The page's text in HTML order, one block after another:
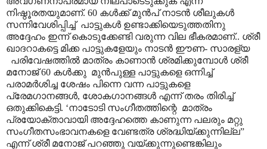
നിഷ്ഠൂരതയുമാണ്. 60 കൾക്ക് മുൻപ് നാടൻ ശീലുകൾ
സന്നിവേശിപ്പിച്ച് പാട്ടുകൾ ഉണ്ടാക്കിയെടുത്തതിനു
അദ്ദേഹം ഇന്ന് കൊടുക്കേണ്ടി വരുന്ന വില ഭീകരമാണ്.. ശ്രീ
ഖാദറാകട്ടെ മിക്ക പാട്ടുകളേയും നാടൻ ഈണ- സാരള്യ
പരിവേഷത്തിൽ മാത്രം കാണാൻ ശ്രമിക്കുമ്പോൾ ശ്രീ
മനോജ് 60 കൾക്കു മുൻപുള്ള പാട്ടുകളെ ഒന്നിച്ച്
പരാമർശിച്ച ശേഷം പിന്നെ വന്ന പാട്ടുകളെ
പ്രേമഗാനങ്ങൾ, ശോകഗാനങ്ങൾ എന്ന് തരം തിരിച്ച്
ഒതുക്കികെട്ടി. ‘നാടോടി സംഗീതത്തിന്റെ മാത്രം
പ്രയോക്താവായി അദ്ദേഹത്തെ കാണുന്ന പലരും മറ്റു
സംഗീതസംഭാവനകളെ വേണ്ടത്ര ശ്രദ്ധിയ്ക്കുന്നില്ല”
എന്ന് ശ്രീ മനോജ് പറഞ്ഞു വയ്ക്കുന്നുണ്ടെങ്കിലും